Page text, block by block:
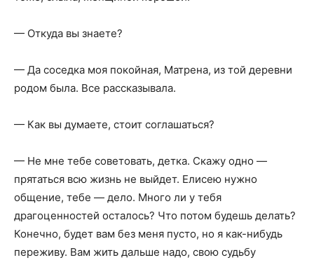
— Откуда вы знаете?
— Да соседка моя покойная, Матрена, из той деревни
родом была. Все рассказывала.
— Как вы думаете, стоит соглашаться?
— Не мне тебе советовать, детка. Скажу одно —
прятаться всю жизнь не выйдет. Елисею нужно
общение, тебе — дело. Много ли у тебя
драгоценностей осталось? Что потом будешь делать?
Конечно, будет вам без меня пусто, но я как-нибудь
переживу. Вам жить дальше надо, свою судьбу